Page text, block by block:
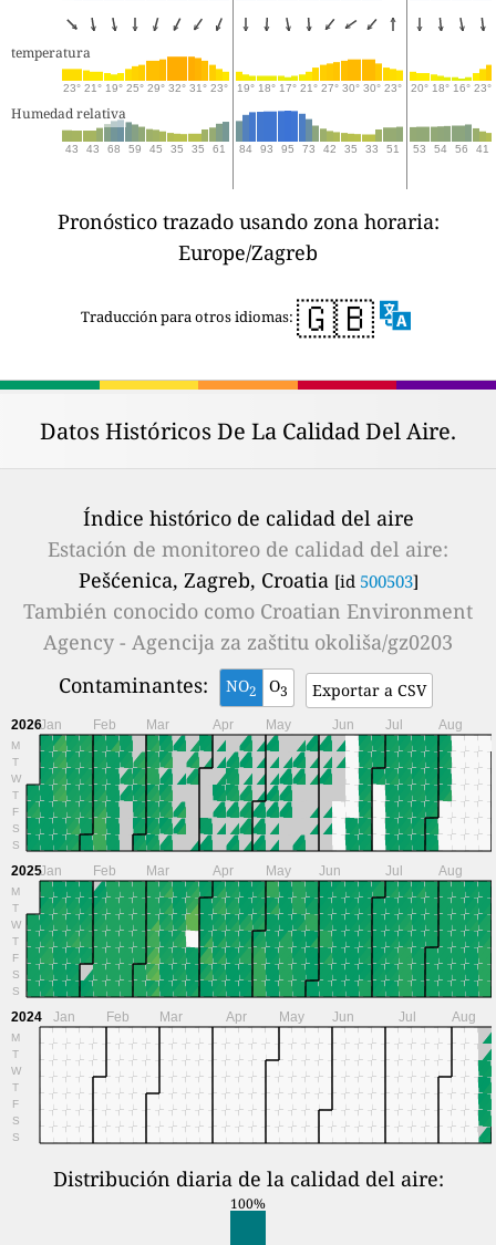
temperatura
23° 21° 19° 25° 29° 32° 31° 23° 19° 18° 17° 21° 27° 30° 30° 23° 20° 18° 16° 23°
Humedad relativa
43 43 68 59 45 35 35 61 84 93 95 73 42 35 33 51 53 54 56 41
Pronóstico trazado usando zona horaria:
Europe/Zagreb
Traducción para otros idiomas: 🇬🇧
Datos Históricos De La Calidad Del Aire.
Índice histórico de calidad del aire
Estación de monitoreo de calidad del aire:
Pešćenica, Zagreb, Croatia [id 500503]
También conocido como Croatian Environment
Agency - Agencija za zaštitu okoliša/gz0203
Contaminantes:
NO2 O3 Exportar a CSV
2026
M
T
W
T
F
S
S
Jan Feb Mar Apr May Jun Jul Aug
2025
M
T
W
T
F
S
S
Jan Feb Mar Apr May Jun Jul Aug
2024
M
T
W
T
F
S
S
Jan Feb Mar Apr May Jun Jul Aug
Distribución diaria de la calidad del aire:
100%